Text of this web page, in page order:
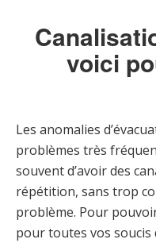
voici
Les anomalies
problèmes très
souvent d’avoir des
répétition, sans trop
problème. Pour
pour toutes vos